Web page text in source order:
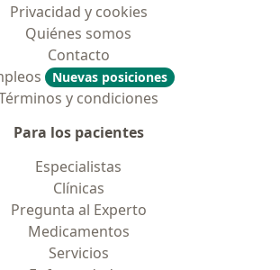
Privacidad y cookies
Quiénes somos
Contacto
Nuevas posiciones
y condiciones
Para los pacientes
Especialistas
Clínicas
Pregunta al Experto
Medicamentos
Servicios